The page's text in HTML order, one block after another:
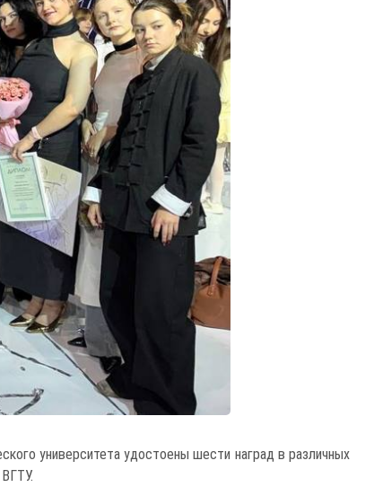
университета удостоены шести наград в различных